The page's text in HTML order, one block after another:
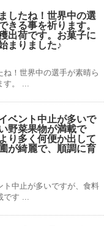
したね！世界中の選
きる事を祈ります。
出荷です。お菓子に
まりました♪
！世界中の選手が素晴ら
。 ...
ベント中止が多いで
野菜果物が満載で
り多く何便か出して
が綺麗で、順調に育
ト中止が多いですが、食料
す ...